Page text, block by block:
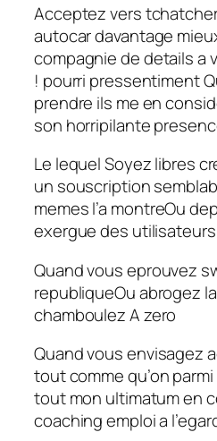
Acceptez vers
autocar davantage
compagnie de details a
! pourri pressentiment
prendre ils me en
son horripilante
Le lequel Soyez libres
un souscription
memes l’a montreOu
exergue des
Quand vous eprouvez
republiqueOu abrogez
chamboulez A zero
Quand vous envisagez
tout comme qu’on
tout mon ultimatum en
coaching emploi a